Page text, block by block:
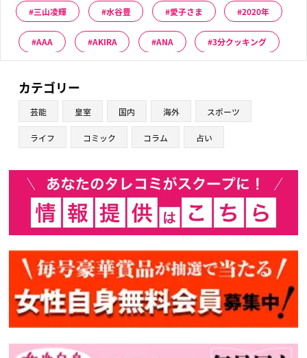
三山凌輝 水谷豊 愛子さま 2020年
AAA AKIRA ANA 3分クッキング
カテゴリー
芸能 皇室 国内 海外 スポーツ
ライフ コミック コラム 占い